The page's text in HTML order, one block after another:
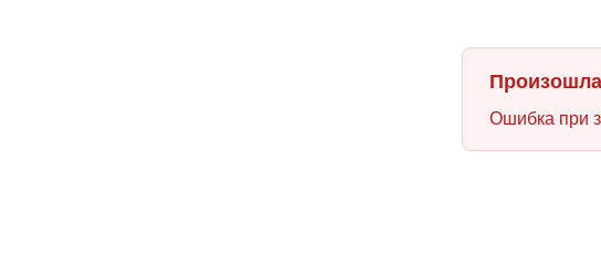
Ошибка при